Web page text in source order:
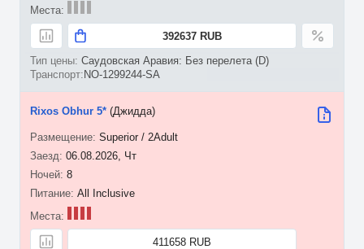
392637 RUB
Саудовская Аравия: Без перелета (D)
NO-1299244-SA
06.08.2026, Чт
8
Rixos Obhur 5* (Джидда)
Superior / 2Adult
All Inclusive
411658 RUB